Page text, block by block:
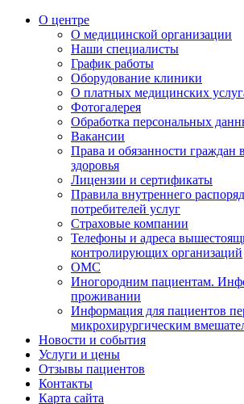
О центре
О медицинской организации
Наши специалисты
График работы
Оборудование клиники
О платных медицинских
Фотогалерея
Обработка персональных
Вакансии
Права и обязанности граждан
здоровья
Лицензии и сертификаты
Правила внутреннего
потребителей услуг
Страховые компании
Телефоны и адреса
контролирующих организаций
ОМС
Иногородним пациентам.
проживании
Информация для пациентов
микрохирургическим
Новости и события
Услуги и цены
Отзывы пациентов
Контакты
Карта сайта